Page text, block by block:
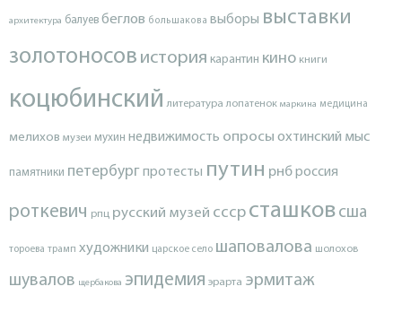
архитектура балуев беглов большакова выборы выставки
золотоносов история карантин кино книги
коцюбинский литература лопатенок маркина медицина
мелихов музеи мухин недвижимость опросы охтинский мыс
памятники петербургпротесты путин рнброссия
роткевич рпц русский музей ссср сташков сша
тороева трамп художники царское село шаповалова шолохов
шувалов щербакова эпидемия эрарта эрмитаж